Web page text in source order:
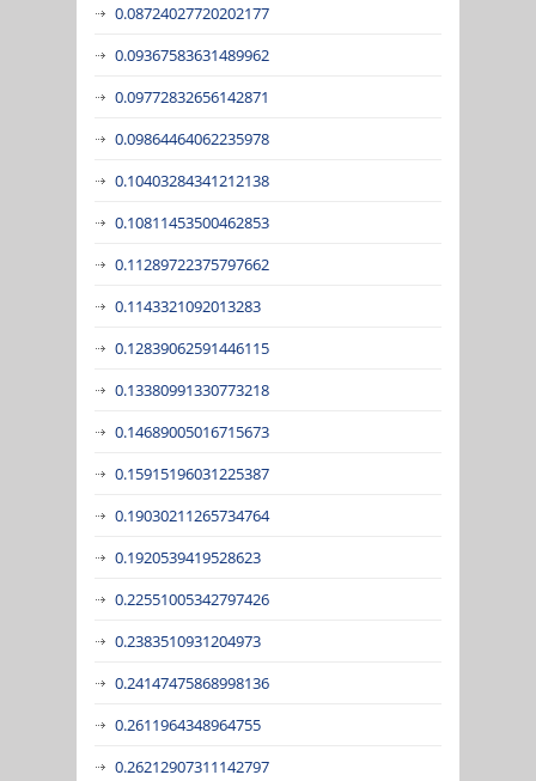
0.08724027720202177
0.09367583631489962
0.09772832656142871
0.09864464062235978
0.10403284341212138
0.10811453500462853
0.11289722375797662
0.1143321092013283
0.12839062591446115
0.13380991330773218
0.14689005016715673
0.15915196031225387
0.19030211265734764
0.1920539419528623
0.22551005342797426
0.2383510931204973
0.24147475868998136
0.2611964348964755
0.26212907311142797